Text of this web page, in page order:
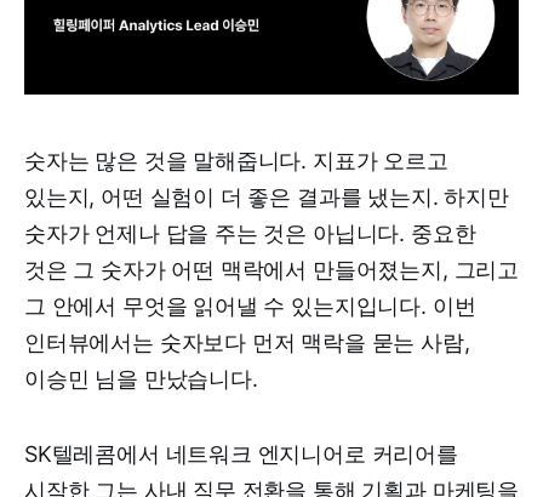
숫자는 많은 것을 말해줍니다. 지표가 오르고
있는지, 어떤 실험이 더 좋은 결과를 냈는지. 하지만
숫자가 언제나 답을 주는 것은 아닙니다. 중요한
것은 그 숫자가 어떤 맥락에서 만들어졌는지, 그리고
그 안에서 무엇을 읽어낼 수 있는지입니다. 이번
인터뷰에서는 숫자보다 먼저 맥락을 묻는 사람,
이승민 님을 만났습니다.
SK텔레콤에서 네트워크 엔지니어로 커리어를
시작한 그는 사내 직무 전환을 통해 기획과 마케팅을